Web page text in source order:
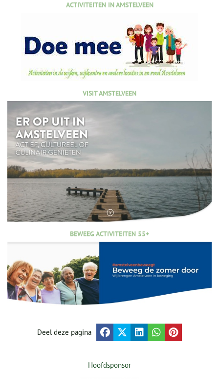
ACTIVITEITEN IN AMSTELVEEN
VISIT AMSTELVEEN
BEWEEG ACTIVITEITEN 55+
Deel deze pagina
Hoofdsponsor